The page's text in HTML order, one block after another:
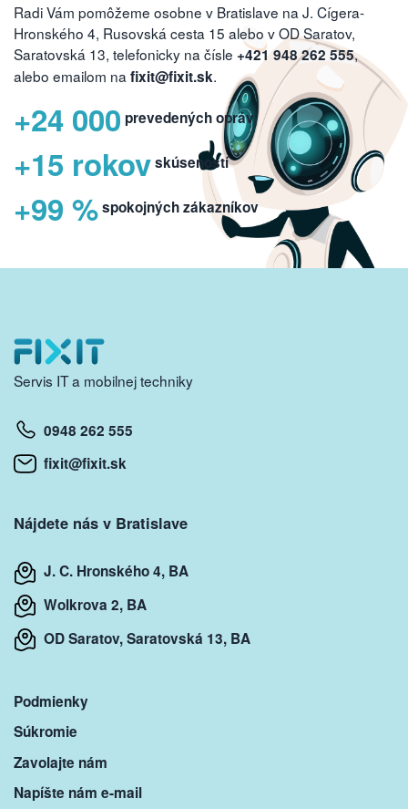
Radi Vám pomôžeme osobne v Bratislave na J. Cígera-
Hronského 4, Rusovská cesta 15 alebo v OD Saratov,
Saratovská 13, telefonicky na čísle +421 948 262 555,
alebo emailom na fixit@fixit.sk.
+24 000 prevedených opráv
+15 rokovskúseností
+99 %spokojných zákazníkov
Servis IT a mobilnej techniky
0948 262 555
fixit@fixit.sk
Nájdete nás v Bratislave
J. C. Hronského 4, BA
Wolkrova 2, BA
OD Saratov, Saratovská 13, BA
Podmienky
Súkromie
Zavolajte nám
Napíšte nám e-mail